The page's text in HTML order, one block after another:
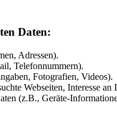
Daten:
Adressen).
Telefonnummern).
Fotografien, Videos).
Webseiten, Interesse
(z.B., Geräte-